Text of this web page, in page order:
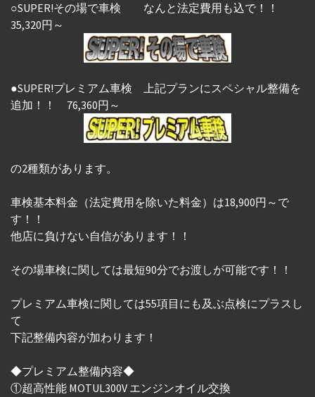
○SUPER!その場で車検 なんと法定費用も込で！！
35,320円～
●SUPER!プレミアム車検 上記プランにスペシャル整備を
追加！！ 76,360円～
の2種類があります。
車検基本料金（法定費用を除いた料金）は18,900円～で
す！！
他店に負けない自信があります！！
その場車検に関しては最短90分でお渡しが可能です！！
プレミアム車検に関しては55項目にも及ぶ点検にプラスし
て
下記整備内容が加わります！
◆プレミアム整備内容◆
①超高性能 MOTUL300V エンジンオイル交換